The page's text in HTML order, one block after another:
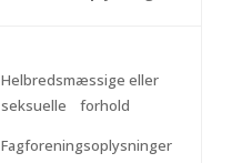
Helbredsmæssige eller
seksuelle forhold
Fagforeningsoplysninger